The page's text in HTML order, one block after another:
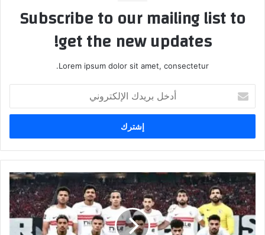
Subscribe to our mailing list to
get the new updates!
Lorem ipsum dolor sit amet, consectetur.
بريدك
الإلكتروني